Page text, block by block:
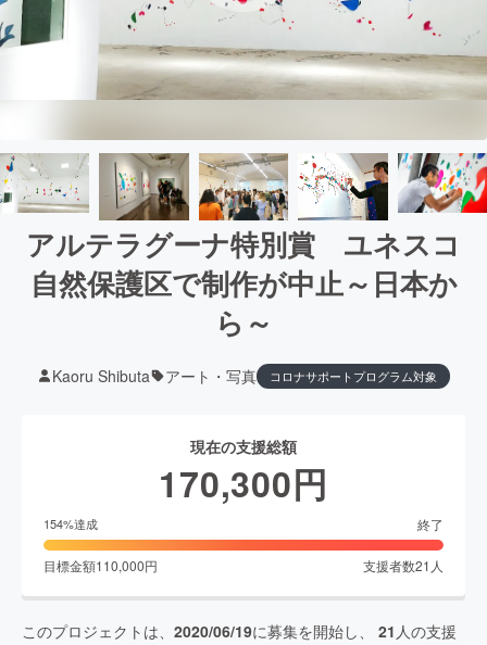
アルテラグーナ特別賞 ユネスコ
自然保護区で制作が中止～日本か
ら～
Kaoru Shibuta アート・写真 コロナサポートプログラム対象
現在の支援総額
170,300円
154%達成 終了
目標金額110,000円 支援者数21 人
このプロジェクトは、 2020/06/19に募集を開始し、 21 人の支援